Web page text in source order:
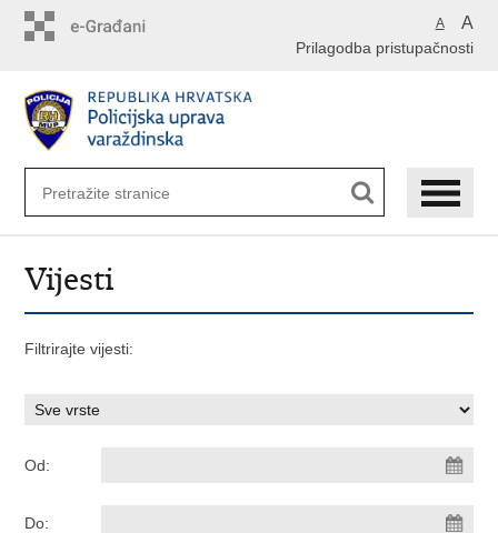
A A
Prilagodba pristupačnosti
Vijesti
Filtrirajte vijesti:
Od:
Do: